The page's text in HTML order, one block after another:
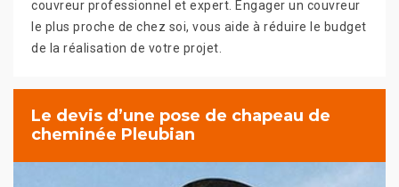
couvreur professionnel et expert. Engager un couvreur
le plus proche de chez soi, vous aide à réduire le budget
de la réalisation de votre projet.
Le devis d’une pose de chapeau de
cheminée Pleubian